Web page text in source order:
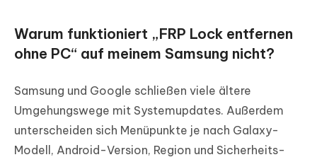
Warum funktioniert „FRP Lock entfernen
ohne PC“ auf meinem Samsung nicht?
Samsung und Google schließen viele ältere
Umgehungswege mit Systemupdates. Außerdem
unterscheiden sich Menüpunkte je nach Galaxy-
Modell, Android-Version, Region und Sicherheits-